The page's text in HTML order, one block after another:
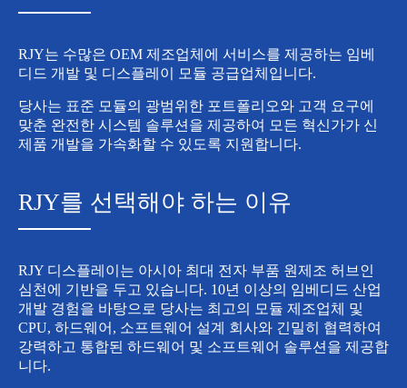
RJY는 수많은 OEM 제조업체에 서비스를 제공하는 임베
디드 개발 및 디스플레이 모듈 공급업체입니다.
당사는 표준 모듈의 광범위한 포트폴리오와 고객 요구에
맞춘 완전한 시스템 솔루션을 제공하여 모든 혁신가가 신
제품 개발을 가속화할 수 있도록 지원합니다.
RJY를 선택해야 하는 이유
RJY 디스플레이는 아시아 최대 전자 부품 원제조 허브인
심천에 기반을 두고 있습니다. 10년 이상의 임베디드 산업
개발 경험을 바탕으로 당사는 최고의 모듈 제조업체 및
CPU, 하드웨어, 소프트웨어 설계 회사와 긴밀히 협력하여
강력하고 통합된 하드웨어 및 소프트웨어 솔루션을 제공합
니다.